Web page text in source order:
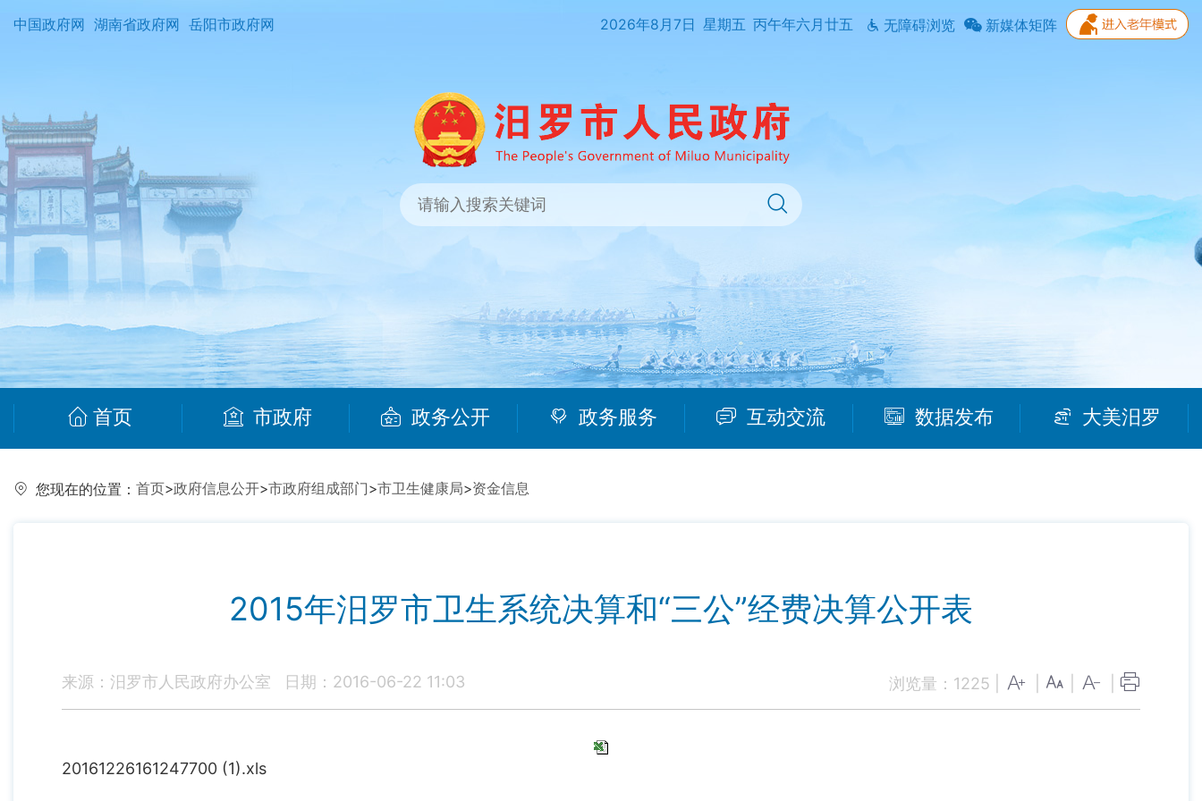
中国政府网 湖南省政府网 岳阳市政府网 2026年8月7日 星期五 丙午年六月廿五 无障碍浏览 新媒体矩阵
首页 市政府 政务公开 政务服务 互动交流 数据发布 大美汨罗
您现在的位置： 首页>政府信息公开>市政府组成部门>市卫生健康局>资金信息
2015年汨罗市卫生系统决算和“三公”经费决算公开表
来源：汨罗市人民政府办公室 日期：2016-06-22 11:03 浏览量： 1225
20161226161247700 (1).xls